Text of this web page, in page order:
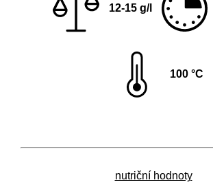
12-15 g/l
100 °C
nutriční hodnoty